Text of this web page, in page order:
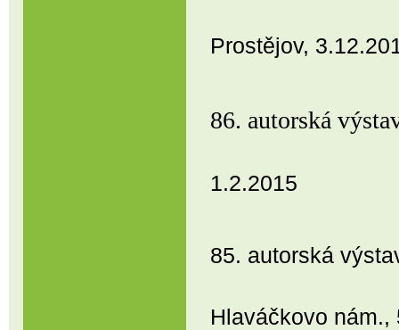
Prostějov,
86. autorská
1.2.2015
85. autorská
Hlaváčkovo nám.,